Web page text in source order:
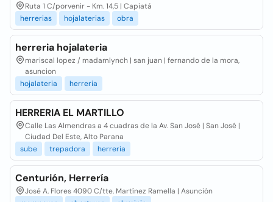
Ruta 1 C/porvenir - Km. 14,5 | Capiatá
herrerias
hojalaterias obra
herreria hojalateria
mariscal lopez / madamlynch | san juan | fernando de la mora,
asuncion
hojalateria
herreria
HERRERIA EL MARTILLO
Calle Las Almendras a 4 cuadras de la Av. San José | San José |
Ciudad Del Este, Alto Parana
sube
trepadora herreria
Centurión, Herrería
José A. Flores 4090 C/tte. Martínez Ramella | Asunción